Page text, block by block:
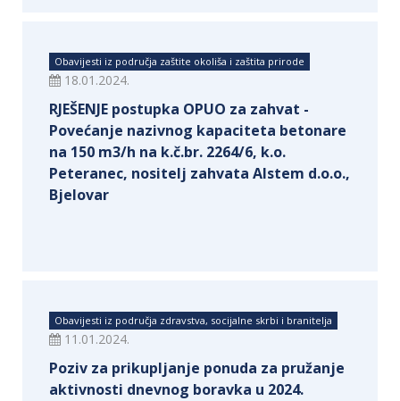
Obavijesti iz područja zaštite okoliša i zaštita prirode
18.01.2024.
RJEŠENJE postupka OPUO za zahvat -
Povećanje nazivnog kapaciteta betonare
na 150 m3/h na k.č.br. 2264/6, k.o.
Peteranec, nositelj zahvata Alstem d.o.o.,
Bjelovar
Obavijesti iz područja zdravstva, socijalne skrbi i branitelja
11.01.2024.
Poziv za prikupljanje ponuda za pružanje
aktivnosti dnevnog boravka u 2024.